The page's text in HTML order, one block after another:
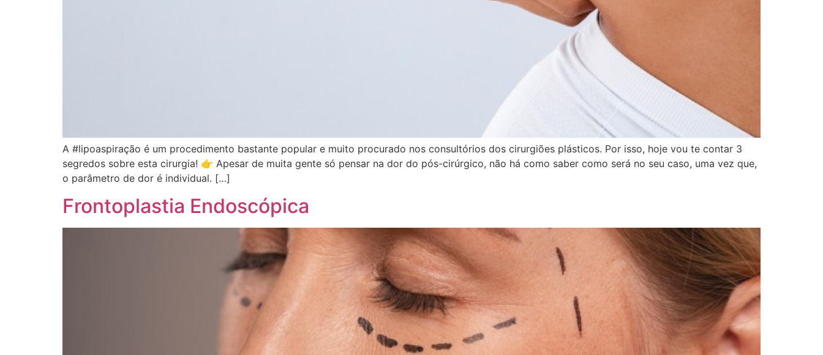
A #lipoaspiração é um procedimento bastante popular e muito procurado nos consultórios dos cirurgiões plásticos. Por isso, hoje vou te contar 3
segredos sobre esta cirurgia! 👉 Apesar de muita gente só pensar na dor do pós-cirúrgico, não há como saber como será no seu caso, uma vez que,
o parâmetro de dor é individual. […]
Frontoplastia Endoscópica